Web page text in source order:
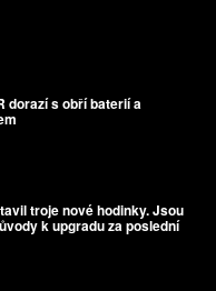
dorazí s obří baterií a
troje nové hodinky. Jsou
k upgradu za poslední